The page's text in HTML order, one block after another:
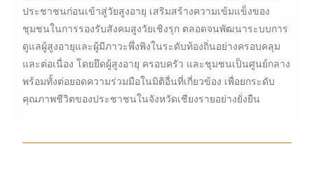
ประชาชนก่อนเข้าสู่วัยสูงอายุ เสริมสร้างความเข้มแข็งของ
ชุมชนในการรองรับสังคมสูงวัยเชิงรุก ตลอดจนพัฒนาระบบการ
ดูแลผู้สูงอายุและผู้มีภาวะพึ่งพิงในระดับท้องถิ่นอย่างครอบคลุม
และต่อเนื่อง โดยยึดผู้สูงอายุ ครอบครัว และชุมชนเป็นศูนย์กลาง
พร้อมทั้งต่อยอดความร่วมมือในมิติอื่นที่เกี่ยวข้อง เพื่อยกระดับ
คุณภาพชีวิตของประชาชนในจังหวัดเชียงรายอย่างยั่งยืน